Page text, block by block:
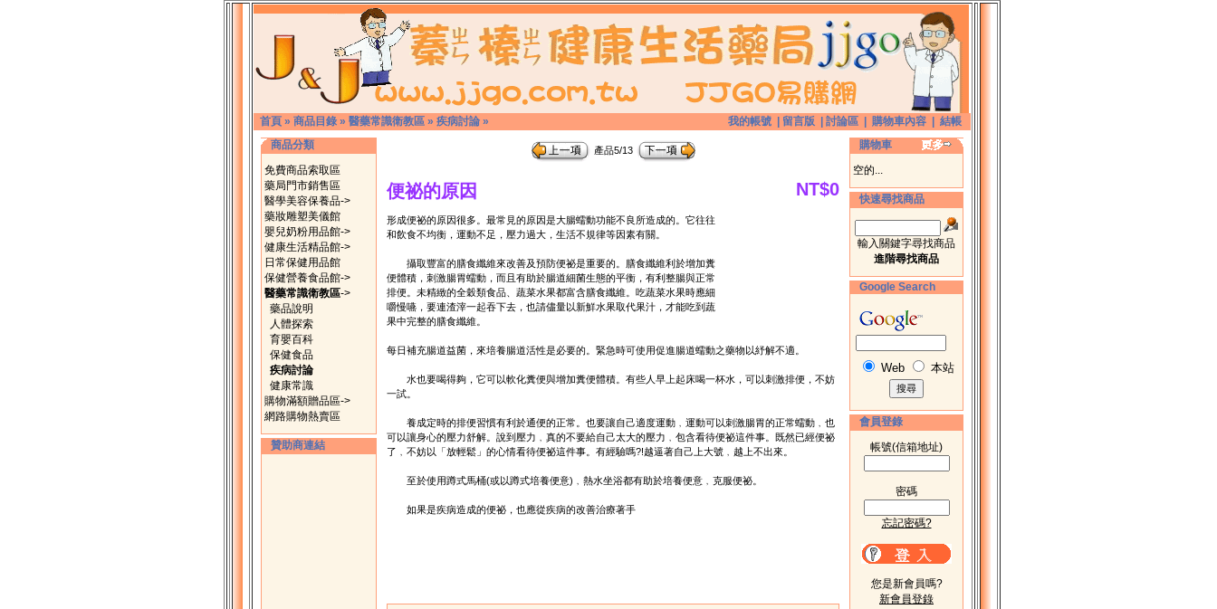
首頁 » 商品目錄 » 醫藥常識衛教區 » 疾病討論 » 我的帳號 留言版 討論區 購物車內容
結帳
商品分類
免費商品索取區
藥局門市銷售區
醫學美容保養品->
藥妝雕塑美儀館
嬰兒奶粉用品館->
健康生活精品館->
日常保健用品館
保健營養食品館->
醫藥常識衛教區->
藥品說明
人體探索
育嬰百科
保健食品
疾病討論
健康常識
購物滿額贈品區->
網路購物熱賣區
贊助商連結
產品5/13
便祕的原因 NT$0
形成便祕的原因很多。最常見的原因是大腸蠕動功能不良所造成的。它往往
和飲食不均衡，運動不足，壓力過大，生活不規律等因素有關。
攝取豐富的膳食纖維來改善及預防便祕是重要的。膳食纖維利於增加糞
便體積，刺激腸胃蠕動，而且有助於腸道細菌生態的平衡，有利整腸與正常
排便。未精緻的全穀類食品、蔬菜水果都富含膳食纖維。吃蔬菜水果時應細
嚼慢嚥，要連渣滓一起吞下去，也請儘量以新鮮水果取代果汁，才能吃到蔬
果中完整的膳食纖維。
每日補充腸道益菌，來培養腸道活性是必要的。緊急時可使用促進腸道蠕動之藥物以紓解不適。
水也要喝得夠，它可以軟化糞便與增加糞便體積。有些人早上起床喝一杯水，可以刺激排便，不妨
一試。
養成定時的排便習慣有利於通便的正常。也要讓自己適度運動﹐運動可以刺激腸胃的正常蠕動﹐也
可以讓身心的壓力舒解。說到壓力﹐真的不要給自己太大的壓力﹐包含看待便祕這件事。既然已經便祕
了﹐不妨以「放輕鬆」的心情看待便祕這件事。有經驗嗎?!越逼著自己上大號﹐越上不出來。
至於使用蹲式馬桶(或以蹲式培養便意)﹐熱水坐浴都有助於培養便意﹐克服便祕。
如果是疾病造成的便祕，也應從疾病的改善治療著手
購物車
空的...
快速尋找商品
輸入關鍵字尋找商品
進階尋找商品
Google Search
Web 本站
會員登錄
帳號(信箱地址)
密碼
忘記密碼?
您是新會員嗎?
新會員登錄